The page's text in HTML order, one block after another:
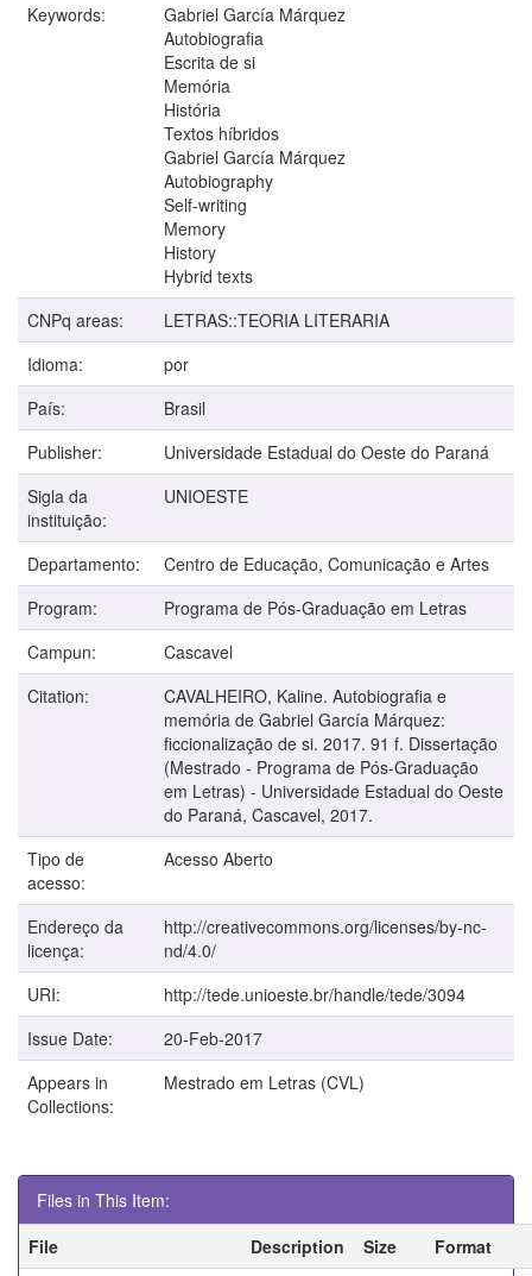
Keywords:
Gabriel García Márquez
Autobiografia
Escrita de si
Memória
História
Textos híbridos
Gabriel García Márquez
Autobiography
Self-writing
Memory
History
Hybrid texts
CNPq areas:
LETRAS::TEORIA LITERARIA
Idioma:
por
País:
Brasil
Publisher:
Universidade Estadual do Oeste do Paraná
Sigla da
instituição:
UNIOESTE
Departamento:
Centro de Educação, Comunicação e Artes
Program:
Programa de Pós-Graduação em Letras
Campun:
Cascavel
Citation:
CAVALHEIRO, Kaline. Autobiografia e
memória de Gabriel García Márquez:
ficcionalização de si. 2017. 91 f. Dissertação
(Mestrado - Programa de Pós-Graduação
em Letras) - Universidade Estadual do Oeste
do Paraná, Cascavel, 2017.
Tipo de
acesso:
Acesso Aberto
Endereço da
licença:
http://creativecommons.org/licenses/by-nc-
nd/4.0/
URI:
http://tede.unioeste.br/handle/tede/3094
Issue Date:
20-Feb-2017
Appears in
Collections:
Mestrado em Letras (CVL)
Files in This Item:
File
Description Size
Format